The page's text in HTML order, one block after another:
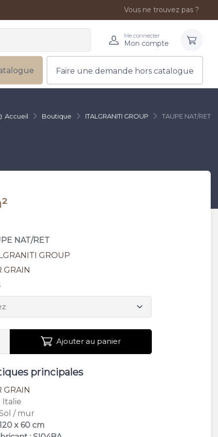
Vous ne trouvez pas ?
Me connecter
Mon compte
Faire une demande hors catalogue
Accueil Boutique ITALGRANITI GROUP TAUPE NAT/RET
NAT/RET
GROUP
GRAIN
Ajouter au panier
principales
GRAIN
: Italie
/ mur
x 60 cm